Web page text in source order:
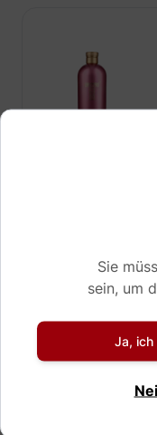
1 bis 3
Sie
sein, um
Ja, ich